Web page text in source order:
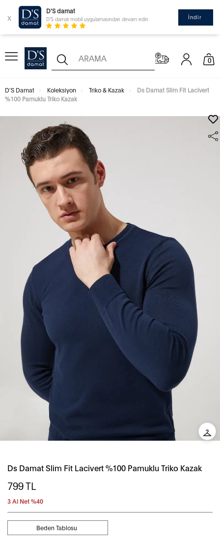
x
D'S damat
D'S damat mobil uygulamasından devam edin İndir
0
D'S Damat Koleksiyon Triko & Kazak
Ds Damat Slim Fit Lacivert
%100 Pamuklu Triko Kazak
Ds Damat Slim Fit Lacivert %100 Pamuklu Triko Kazak
799TL
3 Al Net %40
Beden Tablosu